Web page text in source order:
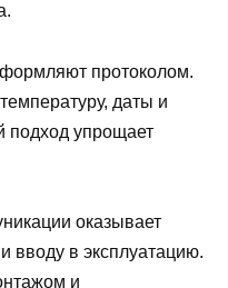
протоколом.
даты и
подход упрощает
оказывает
вводу в эксплуатацию.
и